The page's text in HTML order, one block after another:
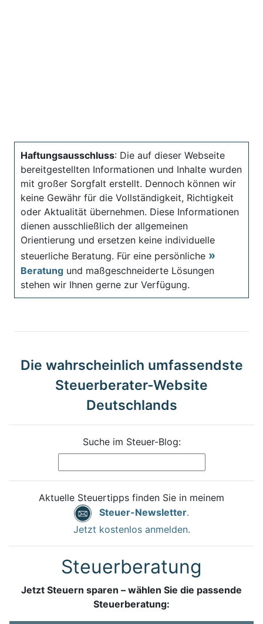
Haftungsausschluss: Die auf dieser Webseite
bereitgestellten Informationen und Inhalte wurden
mit großer Sorgfalt erstellt. Dennoch können wir
keine Gewähr für die Vollständigkeit, Richtigkeit
oder Aktualität übernehmen. Diese Informationen
dienen ausschließlich der allgemeinen
Orientierung und ersetzen keine individuelle
steuerliche Beratung. Für eine persönliche
Beratung und maßgeschneiderte Lösungen
stehen wir Ihnen gerne zur Verfügung.
Die wahrscheinlich umfassendste
Steuerberater-Website
Deutschlands
Suche im Steuer-Blog:
Aktuelle Steuertipps finden Sie in meinem
Steuer-Newsletter.
Jetzt kostenlos anmelden.
Steuerberatung
Jetzt Steuern sparen – wählen Sie die passende
Steuerberatung: